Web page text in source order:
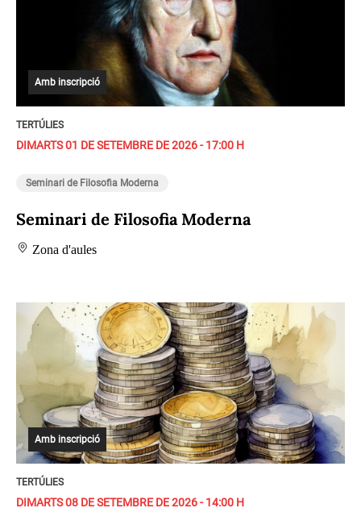
Amb inscripció
TERTÚLIES
DIMARTS 01 DE SETEMBRE DE 2026 - 17:00 H
Seminari de Filosofia Moderna
Seminari de Filosofia Moderna
Zona d'aules
Amb inscripció
TERTÚLIES
DIMARTS 08 DE SETEMBRE DE 2026 - 14:00 H